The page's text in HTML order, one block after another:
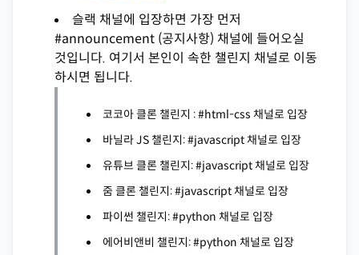
슬랙 채널에 입장하면 가장 먼저
#announcement (공지사항) 채널에 들어오실
것입니다. 여기서 본인이 속한 챌린지 채널로 이동
하시면 됩니다.
코코아 클론 챌린지 : #html-css 채널로 입장
바닐라 JS 챌린지: #javascript 채널로 입장
유튜브 클론 챌린지: #javascript 채널로 입장
줌 클론 챌린지: #javascript 채널로 입장
파이썬 챌린지: #python 채널로 입장
에어비앤비 챌린지: #python 채널로 입장